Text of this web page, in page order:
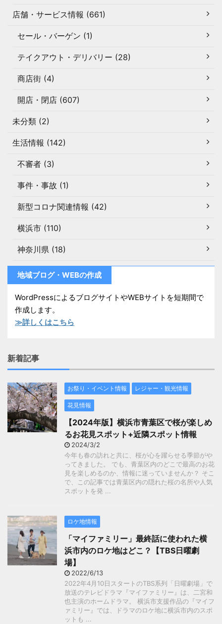
店舗・サービス情報 (661)
セール・バーゲン (1)
テイクアウト・デリバリー (28)
商店街 (4)
開店・閉店 (607)
未分類 (2)
生活情報 (142)
不審者 (3)
事件・事故 (1)
新型コロナ関連情報 (42)
横浜市 (110)
神奈川県 (18)
地域ブログ・WEBの作成
WordPressによるブログサイトやWEBサイトを短期間で
作成します。
≫詳しくはこちら
新着記事
お祭り・イベント情報 レジャー・観光情報
花見情報
【2024年版】横浜市青葉区で桜が楽しめ
るお花見スポット+近隣スポット情報
2024/3/2
今年も春の訪れと共に、桜が心を躍らせる季節がや
ってきました。 でも、青葉区内のどこで最高のお花
見を楽しめるのか、情報に迷っていませんか？ そこ
で、この記事では青葉区内の隠れた桜の名所や人気
スポットを発 ...
ロケ地情報
「マイファミリー」最終話に使われた横
浜市内のロケ地はどこ？【TBS日曜劇
場】
2022/6/13
2022年4月10日スタートのTBS系列「日曜劇場」で
放送のテレビドラマ『マイファミリー』は、二宮和
也主演のホームドラマ。 横浜市支援作品の『マイフ
ァミリー』では、ドラマのロケ地に横浜市内のスポ
ットも ...